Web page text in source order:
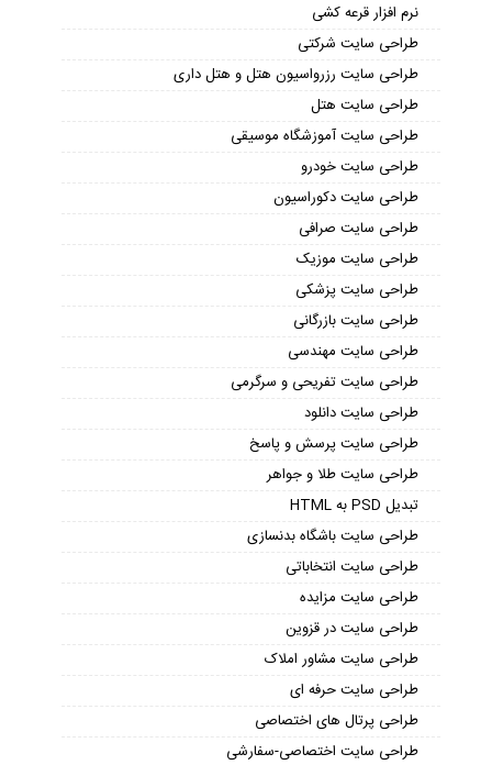
نرم افزار قرعه کشی
طراحی سایت شرکتی
طراحی سایت رزرواسیون هتل و هتل داری
طراحی سایت هتل
طراحی سایت آموزشگاه موسیقی
طراحی سایت خودرو
طراحی سایت دکوراسیون
طراحی سایت صرافی
طراحی سایت موزیک
طراحی سایت پزشکی
طراحی سایت بازرگانی
طراحی سایت مهندسی
طراحی سایت تفریحی و سرگرمی
طراحی سایت دانلود
طراحی سایت پرسش و پاسخ
طراحی سایت طلا و جواهر
تبدیل PSD به HTML
طراحی سایت باشگاه بدنسازی
طراحی سایت انتخاباتی
طراحی سایت مزایده
طراحی سایت در قزوین
طراحی سایت مشاور املاک
طراحی سایت حرفه ای
طراحی پرتال های اختصاصی
طراحی سایت اختصاصی-سفارشی